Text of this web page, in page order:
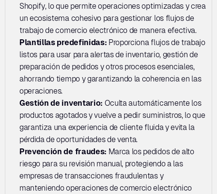
Shopify, lo que permite operaciones optimizadas y crea
un ecosistema cohesivo para gestionar los flujos de
trabajo de comercio electrónico de manera efectiva.
Plantillas predefinidas: Proporciona flujos de trabajo
listos para usar para alertas de inventario, gestión de
preparación de pedidos y otros procesos esenciales,
ahorrando tiempo y garantizando la coherencia en las
operaciones.
Gestión de inventario: Oculta automáticamente los
productos agotados y vuelve a pedir suministros, lo que
garantiza una experiencia de cliente fluida y evita la
pérdida de oportunidades de venta.
Prevención de fraudes: Marca los pedidos de alto
riesgo para su revisión manual, protegiendo a las
empresas de transacciones fraudulentas y
manteniendo operaciones de comercio electrónico